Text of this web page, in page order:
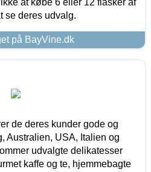
se deres udvalg.
på BayVine.dk
de deres kunder gode og
Australien, USA, Italien og
udvalgte delikatesser
kaffe og te, hjemmebagte